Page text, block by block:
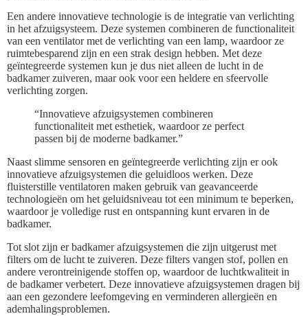
Een andere innovatieve technologie is de integratie van verlichting
in het afzuigsysteem. Deze systemen combineren de functionaliteit
van een ventilator met de verlichting van een lamp, waardoor ze
ruimtebesparend zijn en een strak design hebben. Met deze
geïntegreerde systemen kun je dus niet alleen de lucht in de
badkamer zuiveren, maar ook voor een heldere en sfeervolle
verlichting zorgen.
“Innovatieve afzuigsystemen combineren
functionaliteit met esthetiek, waardoor ze perfect
passen bij de moderne badkamer.”
Naast slimme sensoren en geïntegreerde verlichting zijn er ook
innovatieve afzuigsystemen die geluidloos werken. Deze
fluisterstille ventilatoren maken gebruik van geavanceerde
technologieën om het geluidsniveau tot een minimum te beperken,
waardoor je volledige rust en ontspanning kunt ervaren in de
badkamer.
Tot slot zijn er badkamer afzuigsystemen die zijn uitgerust met
filters om de lucht te zuiveren. Deze filters vangen stof, pollen en
andere verontreinigende stoffen op, waardoor de luchtkwaliteit in
de badkamer verbetert. Deze innovatieve afzuigsystemen dragen bij
aan een gezondere leefomgeving en verminderen allergieën en
ademhalingsproblemen.